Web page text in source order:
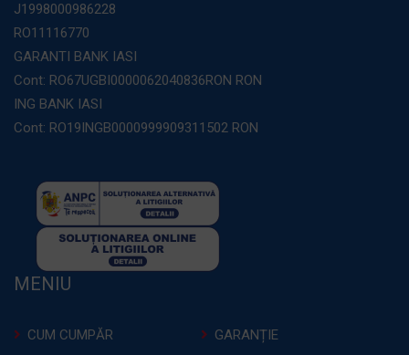
J1998000986228
RO11116770
GARANTI BANK IASI
Cont: RO67UGBI0000062040836RON RON
ING BANK IASI
Cont: RO19INGB0000999909311502 RON
MENIU
CUM CUMPĂR
GARANȚIE